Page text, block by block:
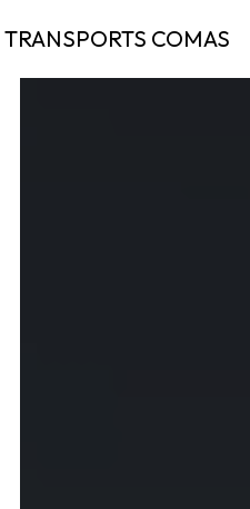
TRANSPORTS COMAS